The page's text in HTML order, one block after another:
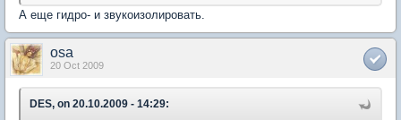
А еще гидро- и звукоизолировать.
osa
20 Oct 2009
DES, on 20.10.2009 - 14:29: